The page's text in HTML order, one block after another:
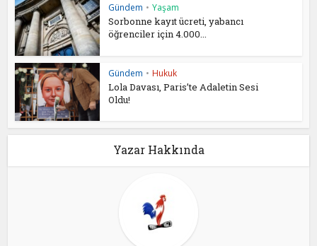
Gündem • Yaşam
Sorbonne kayıt ücreti, yabancı
öğrenciler için 4.000...
Gündem • Hukuk
Lola Davası, Paris’te Adaletin Sesi
Oldu!
Yazar Hakkında